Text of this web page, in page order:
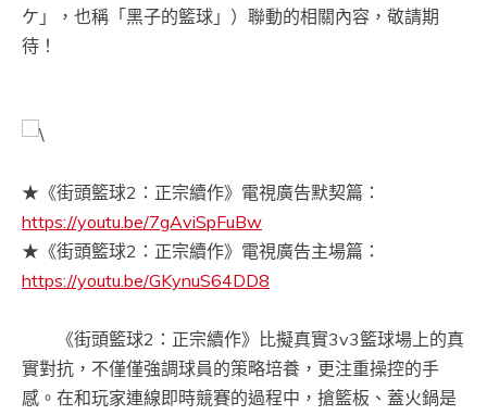
ケ」，也稱「黑子的籃球」）聯動的相關內容，敬請期
待！
★《街頭籃球2：正宗續作》電視廣告默契篇：
https://youtu.be/7gAviSpFuBw
★《街頭籃球2：正宗續作》電視廣告主場篇：
https://youtu.be/GKynuS64DD8
《街頭籃球2：正宗續作》比擬真實3v3籃球場上的真
實對抗，不僅僅強調球員的策略培養，更注重操控的手
感。在和玩家連線即時競賽的過程中，搶籃板、蓋火鍋是